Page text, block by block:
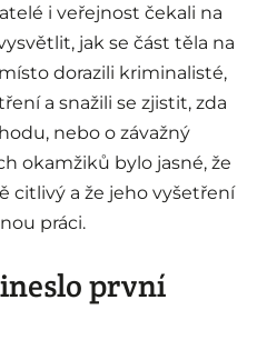
i veřejnost čekali na
jak se část těla na
dorazili kriminalisté,
a snažili se zjistit, zda
nebo o závažný
okamžiků bylo jasné, že
citlivý a že jeho vyšetření
práci.
první